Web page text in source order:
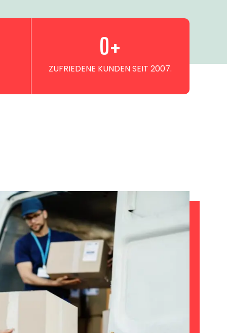
ZUFRIEDENE KUNDEN SEIT 2007.
0+